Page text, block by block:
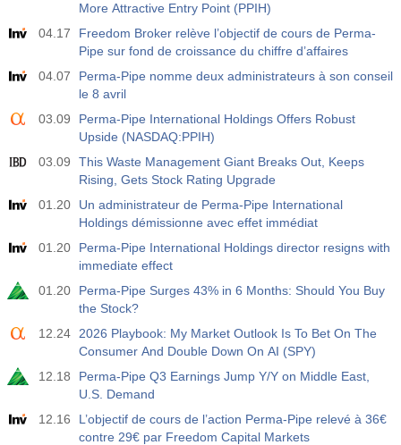
More Attractive Entry Point (PPIH)
04.17
Freedom Broker relève l’objectif de cours de Perma-
Pipe sur fond de croissance du chiffre d’affaires
04.07
Perma-Pipe nomme deux administrateurs à son conseil
le 8 avril
03.09
Perma-Pipe International Holdings Offers Robust
Upside (NASDAQ:PPIH)
03.09
This Waste Management Giant Breaks Out, Keeps
Rising, Gets Stock Rating Upgrade
01.20
Un administrateur de Perma-Pipe International
Holdings démissionne avec effet immédiat
01.20
Perma-Pipe International Holdings director resigns with
immediate effect
01.20
Perma-Pipe Surges 43% in 6 Months: Should You Buy
the Stock?
12.24
2026 Playbook: My Market Outlook Is To Bet On The
Consumer And Double Down On AI (SPY)
12.18
Perma-Pipe Q3 Earnings Jump Y/Y on Middle East,
U.S. Demand
12.16
L’objectif de cours de l’action Perma-Pipe relevé à 36€
contre 29€ par Freedom Capital Markets